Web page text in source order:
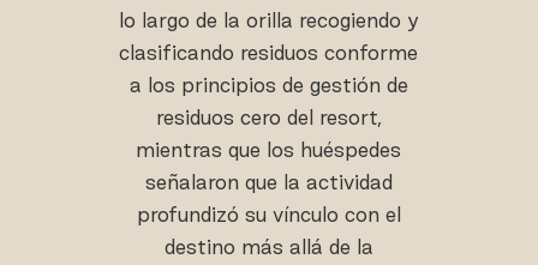
lo largo de la orilla recogiendo y
clasificando residuos conforme
a los principios de gestión de
residuos cero del resort,
mientras que los huéspedes
señalaron que la actividad
profundizó su vínculo con el
destino más allá de la